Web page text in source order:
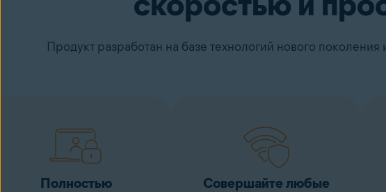
Продукт разработан на базе технологий нового
Полностью
Совершайте любые